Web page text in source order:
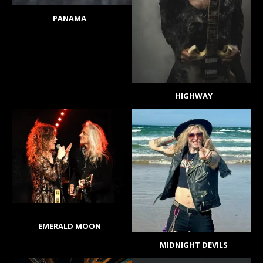
PANAMA
HIGHWAY
EMERALD MOON
MIDNIGHT DEVILS